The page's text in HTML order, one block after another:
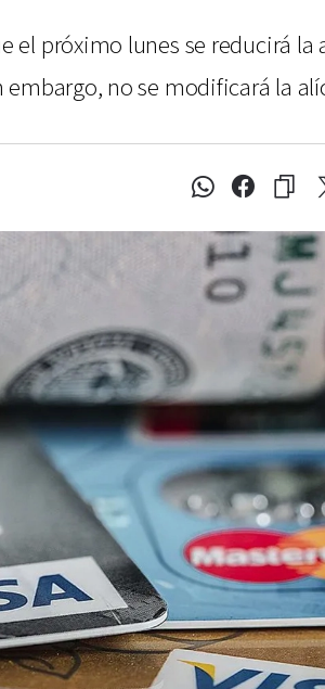
próximo lunes se reducirá la
no se modificará la